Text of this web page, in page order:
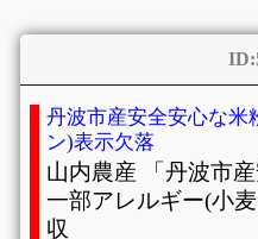
丹波市産安全安心な米
ン)表示欠落
山内農産 「丹波市
一部アレルギー(小
収